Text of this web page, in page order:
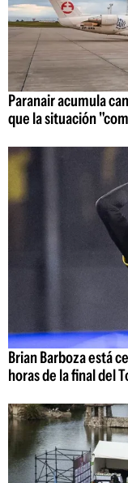
Paranair acumula
que la situación
Brian Barboza está
horas de la final del